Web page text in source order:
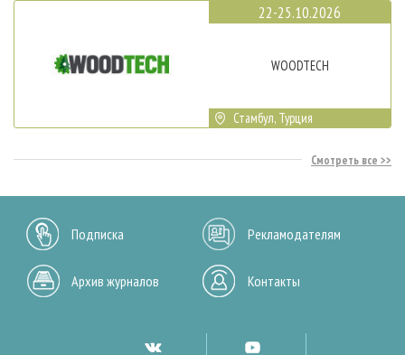
22-25.10.2026
WOODTECH
Стамбул, Турция
Смотреть все
Подписка Рекламодателям
Архив журналов Контакты